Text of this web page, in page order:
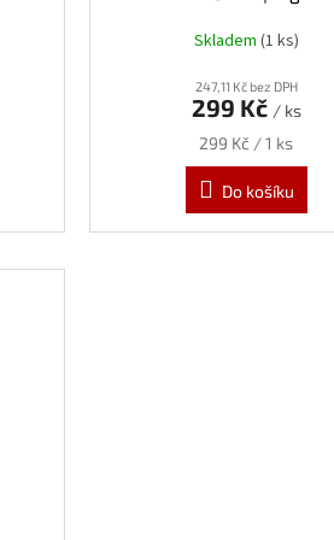
Skladem (1 ks)
247,11 Kč bez DPH
299 Kč / ks
Měrná
cena:
299 Kč / 1 ks
Do košíku